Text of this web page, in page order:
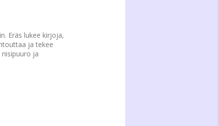
Eräs lukee kirjoja,
ja tekee
ja